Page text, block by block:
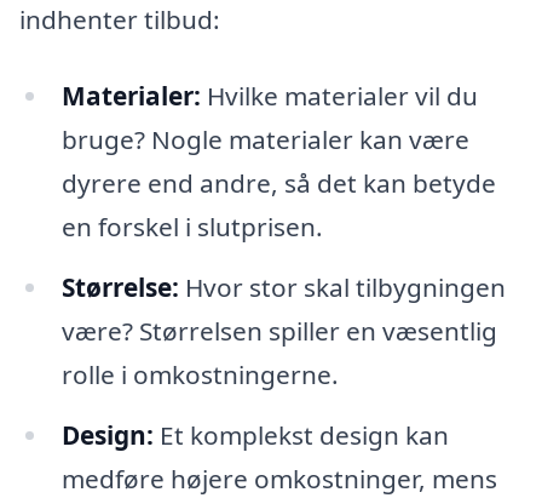
indhenter tilbud:
Materialer: Hvilke materialer vil du
bruge? Nogle materialer kan være
dyrere end andre, så det kan betyde
en forskel i slutprisen.
Størrelse: Hvor stor skal tilbygningen
være? Størrelsen spiller en væsentlig
rolle i omkostningerne.
Design: Et komplekst design kan
medføre højere omkostninger, mens